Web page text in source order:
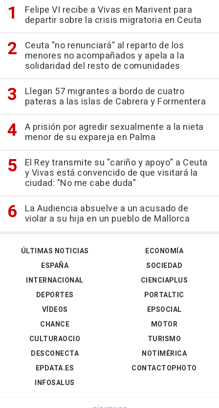
Felipe VI recibe a Vivas en Marivent para
departir sobre la crisis migratoria en Ceuta
Ceuta "no renunciará" al reparto de los
menores no acompañados y apela a la
solidaridad del resto de comunidades
Llegan 57 migrantes a bordo de cuatro
pateras a las islas de Cabrera y Formentera
A prisión por agredir sexualmente a la nieta
menor de su expareja en Palma
El Rey transmite su "cariño y apoyo" a Ceuta
y Vivas está convencido de que visitará la
ciudad: "No me cabe duda"
La Audiencia absuelve a un acusado de
violar a su hija en un pueblo de Mallorca
ÚLTIMAS NOTICIAS
ESPAÑA
INTERNACIONAL
DEPORTES
VÍDEOS
ECONOMÍA
SOCIEDAD
CIENCIAPLUS
PORTALTIC
EPSOCIAL
CHANCE
CULTURAOCIO
DESCONECTA
EPDATA.ES
INFOSALUS
MOTOR
TURISMO
NOTIMÉRICA
CONTACTOPHOTO